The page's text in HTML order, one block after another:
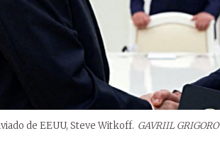
de EEUU, Steve Witkoff. GAVRIIL